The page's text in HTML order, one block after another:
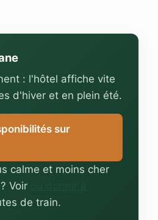
: l'hôtel affiche vite
d'hiver et en plein été.
sur
calme et moins cher
Voir
de train.